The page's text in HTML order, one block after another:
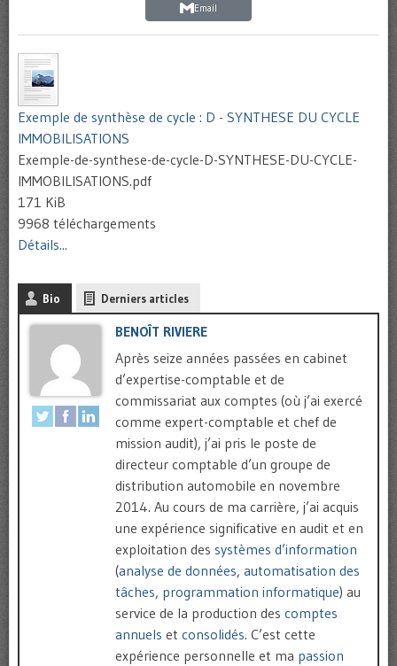
Email
Exemple de synthèse de cycle : D - SYNTHESE DU CYCLE
IMMOBILISATIONS
Exemple-de-synthese-de-cycle-D-SYNTHESE-DU-CYCLE-
IMMOBILISATIONS.pdf
171 KiB
9968 téléchargements
Détails...
Bio Derniers articles
BENOÎT RIVIERE
Après seize années passées en cabinet
d’expertise-comptable et de
commissariat aux comptes (où j’ai exercé
comme expert-comptable et chef de
mission audit), j’ai pris le poste de
directeur comptable d’un groupe de
distribution automobile en novembre
2014. Au cours de ma carrière, j’ai acquis
une expérience significative en audit et en
exploitation des systèmes d’information
(analyse de données, automatisation des
tâches, programmation informatique) au
service de la production des comptes
annuels et consolidés. C’est cette
expérience personnelle et ma passion